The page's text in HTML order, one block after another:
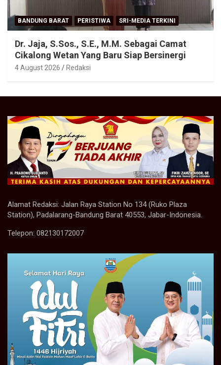
BANDUNG BARAT PERISTIWA SRI-MEDIA TERKINI
Dr. Jaja, S.Sos., S.E., M.M. Sebagai Camat
Cikalong Wetan Yang Baru Siap Bersinergi
4 August 2026 Redaksi
Alamat Redaksi: Jalan Raya Station No 134 (Ruko Plaza
Station), Padalarang-Bandung Barat 40553, Jabar-Indonesia.
Telepon: 082130172007